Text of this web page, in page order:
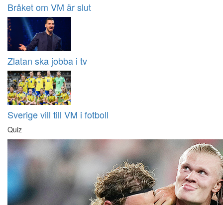
Bråket om VM är slut
Zlatan ska jobba i tv
Sverige vill till VM i fotboll
Quiz